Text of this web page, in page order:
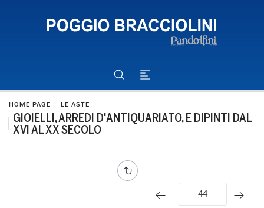
HOME PAGE LE ASTE
GIOIELLI, ARREDI D'ANTIQUARIATO, E DIPINTI DAL
XVI AL XX SECOLO